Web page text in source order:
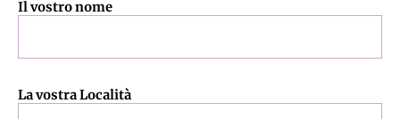
Il vostro nome
La vostra Località